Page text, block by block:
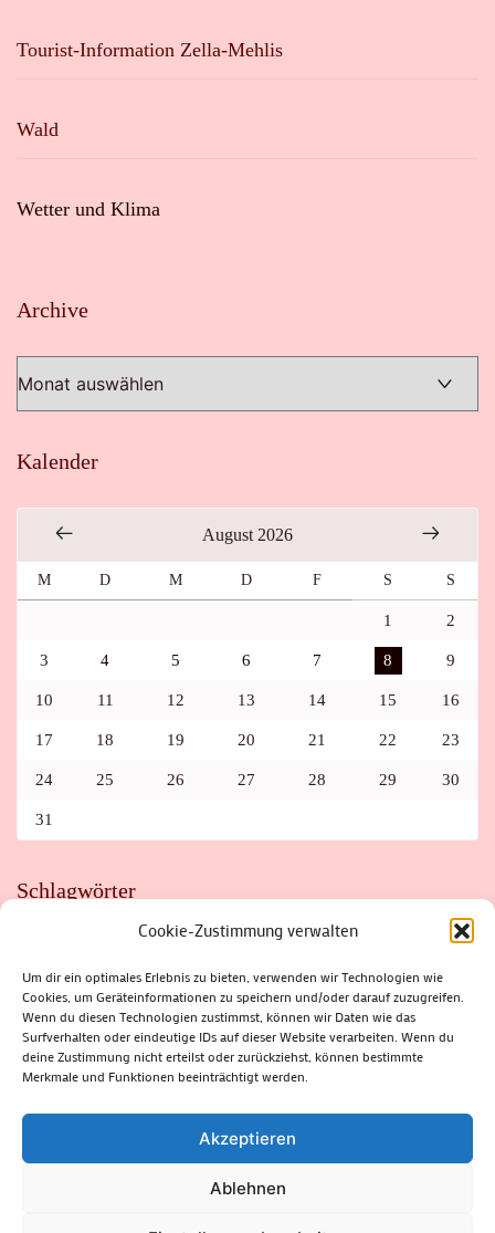
Cookie-Zustimmung verwalten
Um dir ein optimales Erlebnis zu bieten, verwenden wir Technologien wie
Cookies, um Geräteinformationen zu speichern und/oder darauf zuzugreifen.
Wenn du diesen Technologien zustimmst, können wir Daten wie das
Surfverhalten oder eindeutige IDs auf dieser Website verarbeiten. Wenn du
deine Zustimmung nicht erteilst oder zurückziehst, können bestimmte
Merkmale und Funktionen beeinträchtigt werden.
Akzeptieren
Ablehnen
Tourist-Information Zella-Mehlis
Wald
Wetter und Klima
Archive
Kalender
August 2026
M D M D F S S
1 2
3 4 5 6 7 8 9
10 11 12 13 14 15 16
17 18 19 20 21 22 23
24 25 26 27 28 29 30
31
Schlagwörter
FAHRRAD
FLOHMARKT FOLK GEWINNSPIEL
HITZE
HITZEFALLE AUTO
IRISH DANCE JAZZ
KABARETT
KINDER
KIRMES KLASSIK
KLEINE SUHLER REIHE
KRIMI
KULTUR LESUNG LOTTO
MEININGEN
PARASITEN
PILZE SCHLEUSINGEN
SCHULWEG
SOMMERFERIEN
SPORT SRH
STADTFEST
STADTMARKETING
STRASSENSPERRUNG
SUHL
SUHLER FRÜHLING
SUHLER STADTMARKETING
THÜRINGER WALD
ZELLA-MEHLIS
(c) Rhön-Rennsteig-Verlag 2024. Alle Rechte vorbehalten.